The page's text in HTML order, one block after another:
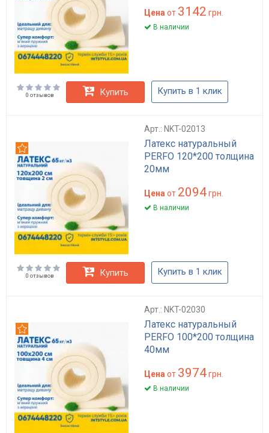
Цена от 3142 грн.
В наличии
0 отзывов Купить Купить в 1 клик
Арт.: NKT-02013
Латекс натуральный
PERFO 120*200 толщина
20мм
Цена от 2094грн.
В наличии
0 отзывов Купить Купить в 1 клик
Арт.: NKT-02030
Латекс натуральный
PERFO 100*200 толщина
40мм
Цена от 3974грн.
В наличии